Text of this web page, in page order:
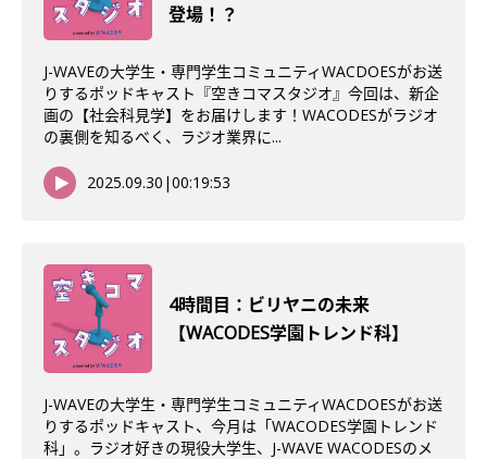
登場！？
J-WAVEの大学生・専門学生コミュニティWACDOESがお送
りするポッドキャスト『空きコマスタジオ』今回は、新企
画の【社会科見学】をお届けします！WACODESがラジオ
の裏側を知るべく、ラジオ業界に...
2025.09.30 |00:19:53
4時間目：ビリヤニの未来
【WACODES学園トレンド科】
J-WAVEの大学生・専門学生コミュニティWACDOESがお送
りするポッドキャスト、今月は「WACODES学園トレンド
科」。ラジオ好きの現役大学生、J-WAVE WACODESのメ